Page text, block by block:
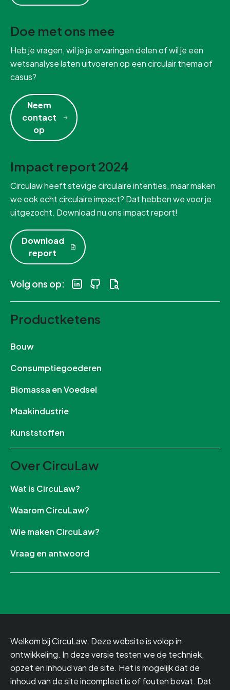
Doe met ons mee
Heb je vragen, wil je je ervaringen delen of wil je een
wetsanalyse laten uitvoeren op een circulair thema of
casus?
Neem
contact
op
Impact report 2024
Circulaw heeft stevige circulaire intenties, maar maken
we ook echt circulaire impact? Dat hebben we voor je
uitgezocht. Download nu ons impact report!
Download
report
Volg ons op:
Productketens
Bouw
Consumptiegoederen
Biomassa en Voedsel
Maakindustrie
Kunststoffen
Over CircuLaw
Wat is CircuLaw?
Waarom CircuLaw?
Wie maken CircuLaw?
Vraag en antwoord
Welkom bij CircuLaw. Deze website is volop in
ontwikkeling. In deze versie testen we de techniek,
opzet en inhoud van de site. Het is mogelijk dat de
inhoud van de site incompleet is of fouten bevat. Dat